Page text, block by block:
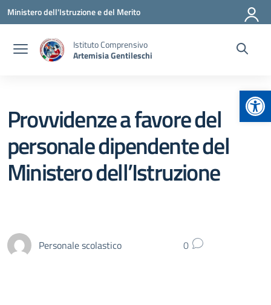
Vai ai contenuti
Vai al menu di navigazione
Vai al footer
Ministero dell'Istruzione e del Merito
Istituto Comprensivo
Artemisia Gentileschi
Provvidenze a favore del
personale dipendente del
Ministero dell’Istruzione
Personale scolastico 0